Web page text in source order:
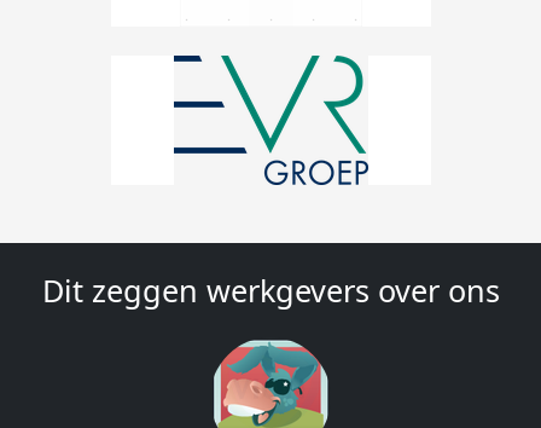
Dit zeggen werkgevers over ons